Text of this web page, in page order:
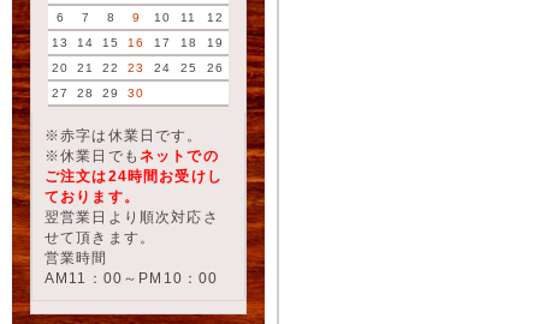
6
7 8 9 10 11
12
13
14 15 16 17 18
19
20
21 22 23 24 25
26
27
28 29 30
※赤字は休業日です。
※休業日でも ネットでの
ご注文は24時間お受けし
ております。
翌営業日より順次対応さ
せて頂きます。
営業時間
AM11：00～PM10：00